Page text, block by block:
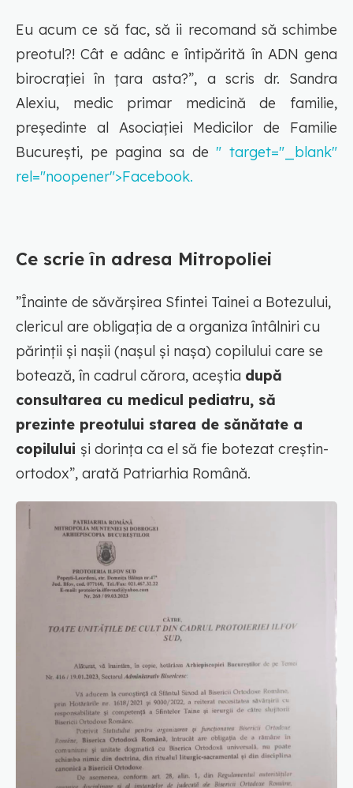
Eu acum ce să fac, să ii recomand să schimbe
preotul?! Cât e adânc e întipărită în ADN gena
birocrației în țara asta?”, a scris dr. Sandra
Alexiu, medic primar medicină de familie,
președinte al Asociației Medicilor de Familie
București, pe pagina sa de" target="_blank"
rel="noopener">Facebook.
Ce scrie în adresa Mitropoliei
”Înainte de săvărșirea Sfintei Tainei a Botezului,
clericul are obligația de a organiza întâlniri cu
părinții și nașii (nașul și nașa) copilului care se
botează, în cadrul cărora, aceștia după
consultarea cu medicul pediatru, să
prezinte preotului starea de sănătate a
copilului și dorința ca el să fie botezat creștin-
ortodox”, arată Patriarhia Română.